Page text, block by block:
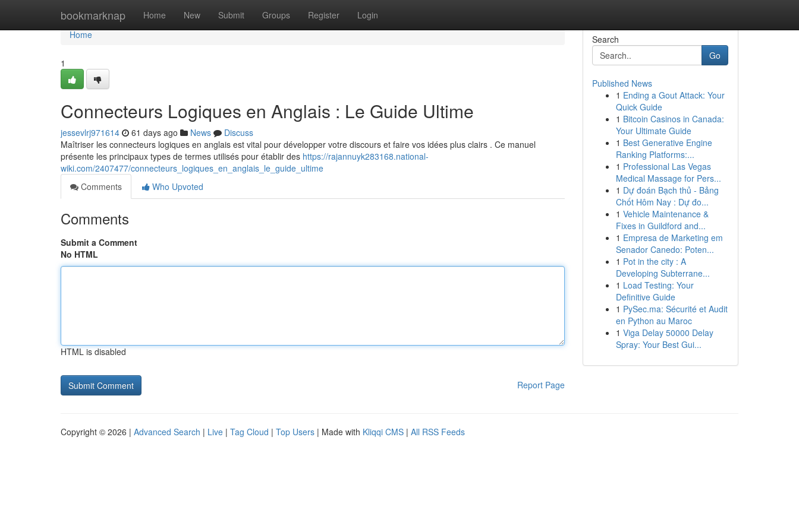
bookmarknap Home New Submit Groups Register Login
Home
Home
1
Connecteurs Logiques en Anglais : Le Guide Ultime
jessevlrj971614 61 days ago News
Discuss
Maîtriser les connecteurs logiques en anglais est vital pour développer votre discours et faire vos idées plus clairs . Ce manuel
présente les principaux types de termes utilisés pour établir des https://rajannuyk283168.national-
wiki.com/2407477/connecteurs_logiques_en_anglais_le_guide_ultime
Comments
Who Upvoted
Comments
Submit a Comment
No HTML
HTML is disabled
Report Page
Search
Go
Published News
1 Ending a Gout Attack: Your
Quick Guide
1 Bitcoin Casinos in Canada:
Your Ultimate Guide
1 Best Generative Engine
Ranking Platforms:...
1 Professional Las Vegas
Medical Massage for Pers...
1 Dự đoán Bạch thủ - Bảng
Chốt Hôm Nay : Dự đo...
1 Vehicle Maintenance &
Fixes in Guildford and...
1 Empresa de Marketing em
Senador Canedo: Poten...
1 Pot in the city : A
Developing Subterrane...
1 Load Testing: Your
Definitive Guide
1 PySec.ma: Sécurité et Audit
en Python au Maroc
1 Viga Delay 50000 Delay
Spray: Your Best Gui...
Copyright © 2026 | Advanced Search | Live | Tag Cloud | Top Users | Made with Kliqqi CMS | All RSS Feeds